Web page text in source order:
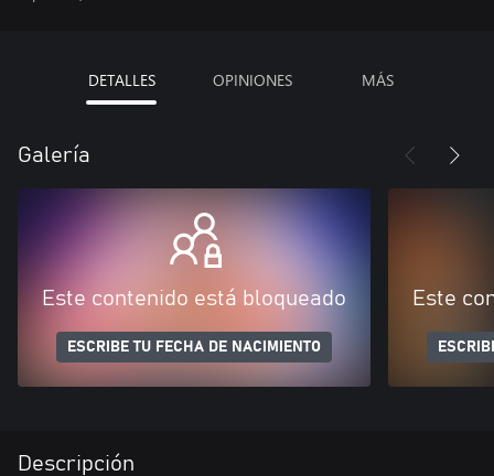
DETALLES OPINIONES MÁS
Galería
Este contenido está bloqueado
ESCRIBE TU FECHA DE NACIMIENTO
Este
Descripción